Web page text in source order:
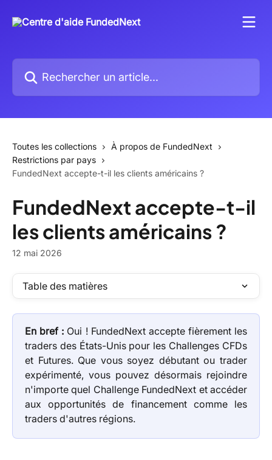
Rechercher un article...
Toutes les collections
À propos de FundedNext
Restrictions par pays
FundedNext accepte-t-il les clients américains ?
FundedNext accepte-t-il
les clients américains ?
12 mai 2026
Table des matières
En bref : Oui ! FundedNext accepte fièrement les
traders des États-Unis pour les Challenges CFDs
et Futures. Que vous soyez débutant ou trader
expérimenté, vous pouvez désormais rejoindre
n'importe quel Challenge FundedNext et accéder
aux opportunités de financement comme les
traders d'autres régions.